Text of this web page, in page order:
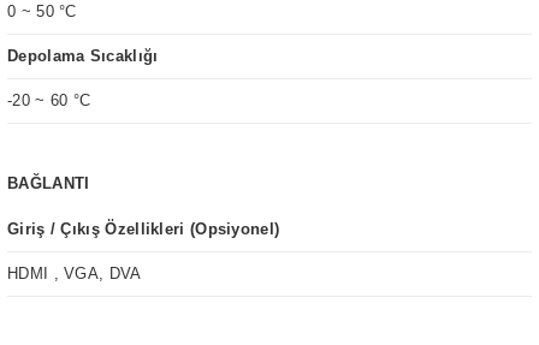
0 ~ 50 °C
Depolama Sıcaklığı
-20 ~ 60 °C
BAĞLANTI
Giriş / Çıkış Özellikleri (Opsiyonel)
HDMI , VGA, DVA